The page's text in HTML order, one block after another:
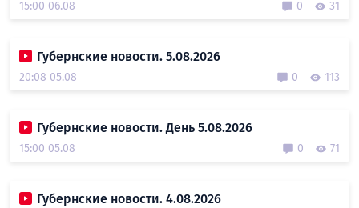
15:00 06.08 0 31
Губернские новости. 5.08.2026
20:08 05.08 0 113
Губернские новости. День 5.08.2026
15:00 05.08 0 71
Губернские новости. 4.08.2026